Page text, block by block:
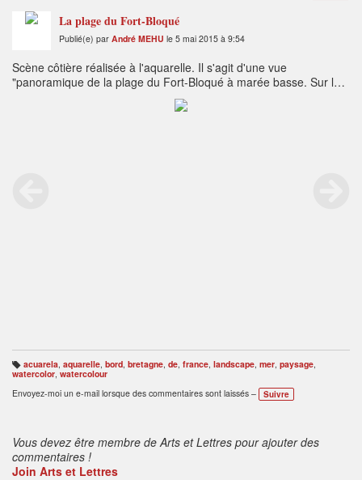
La plage du Fort-Bloqué
Publié(e) par André MEHU le 5 mai 2015 à 9:54
Scène côtière réalisée à l'aquarelle. Il s'agit d'une vue
"panoramique de la plage du Fort-Bloqué à marée basse. Sur la
plage des vacanciers prennent le soleil, tandis que d'autres dont
les silhouettes se réfléchissent sur l'estran profitent de la
B
ali
s
e
acuarela, aquarelle, bord, bretagne, de, france, landscape, mer, paysage,
watercolor watercolour
Envoyez-moi un e-mail lorsque des commentaires sont laissés –
Suivre
Vous devez être membre de Arts et Lettres pour ajouter des
commentaires !
Join Arts et Lettres